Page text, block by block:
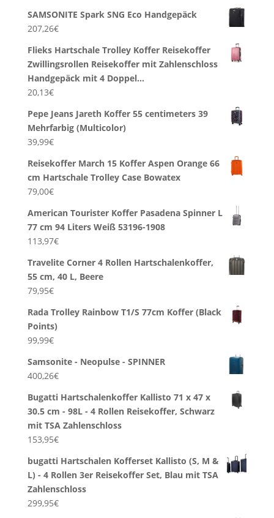
SAMSONITE Spark SNG Eco Handgepäck
207,26€
Flieks Hartschale Trolley Koffer Reisekoffer
Zwillingsrollen Reisekoffer mit Zahlenschloss
Handgepäck mit 4 Doppel…
20,13€
Pepe Jeans Jareth Koffer 55 centimeters 39
Mehrfarbig (Multicolor)
39,99€
Reisekoffer March 15 Koffer Aspen Orange 66
cm Hartschale Trolley Case Bowatex
79,00€
American Tourister Koffer Pasadena Spinner L
77 cm 94 Liters Weiß 53196-1908
113,97€
Travelite Corner 4 Rollen Hartschalenkoffer,
55 cm, 40 L, Beere
79,95€
Rada Trolley Rainbow T1/S 77cm Koffer (Black
Points)
99,99€
Samsonite - Neopulse - SPINNER
400,26€
Bugatti Hartschalenkoffer Kallisto 71 x 47 x
30.5 cm - 98L - 4 Rollen Reisekoffer, Schwarz
mit TSA Zahlenschloss
153,95€
bugatti Hartschalen Kofferset Kallisto (S, M &
L) - 4 Rollen 3er Reisekoffer Set, Blau mit TSA
Zahlenschloss
299,95€